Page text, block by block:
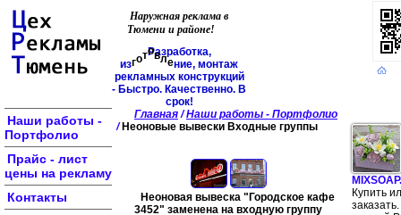
Наружная реклама в
Тюмени и районе!
Разработка,
изго вление, монтаж
рекламных конструкций
- Быстро. Качественно. В
срок!
Наши работы -
Портфолио
Прайс - лист
цены на рекламу
Контакты
Главная/Наши работы - Портфолио
/ Неоновые вывески Входные группы
Неоновая вывеска "Городское кафе
3452" заменена на входную группу
Купить